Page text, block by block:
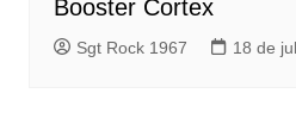
Booster Cortex
Sgt Rock 1967 18 de